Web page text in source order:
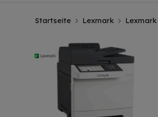
Startseite Lexmark Lexmark